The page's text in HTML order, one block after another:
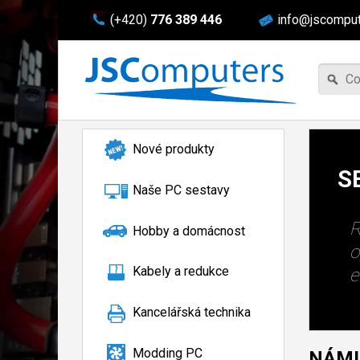
(+420) 776 389 446
Nové produkty
Naše PC sestavy
Hobby a domácnost
Kabely a redukce
Kancelářská technika
Modding PC